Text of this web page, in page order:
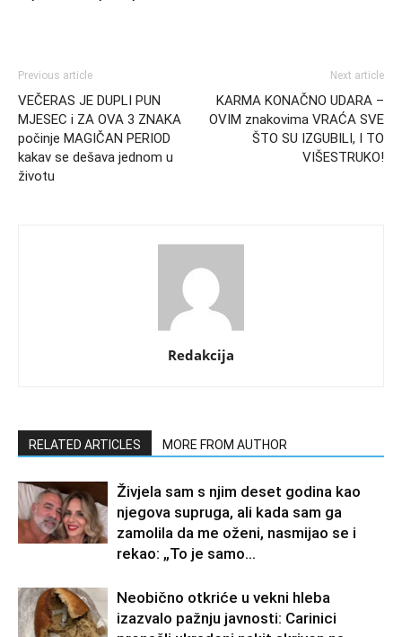
Previous article
VEČERAS JE DUPLI PUN
MJESEC i ZA OVA 3 ZNAKA
počinje MAGIČAN PERIOD
kakav se dešava jednom u
životu
Next article
KARMA KONAČNO UDARA –
OVIM znakovima VRAĆA SVE
ŠTO SU IZGUBILI, I TO
VIŠESTRUKO!
Redakcija
RELATED ARTICLES MORE FROM AUTHOR
Živjela sam s njim deset godina kao
njegova supruga, ali kada sam ga
zamolila da me oženi, nasmijao se i
rekao: „To je samo...
Neobično otkriće u vekni hleba
izazvalo pažnju javnosti: Carinici